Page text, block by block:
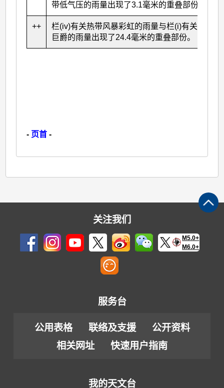
带低气压的雨量出现了3.1毫米的重叠部份。
++
栏(iv)有关热带风暴彩虹的雨量与栏(i)有关台风
巨爵的雨量出现了24.4毫米的重叠部份。
- 页首 -
关注我们
M5.0+
M6.0+
服务台
公用表格 联络及支援
公开资料
相关网址
快速用户指南
我的天文台